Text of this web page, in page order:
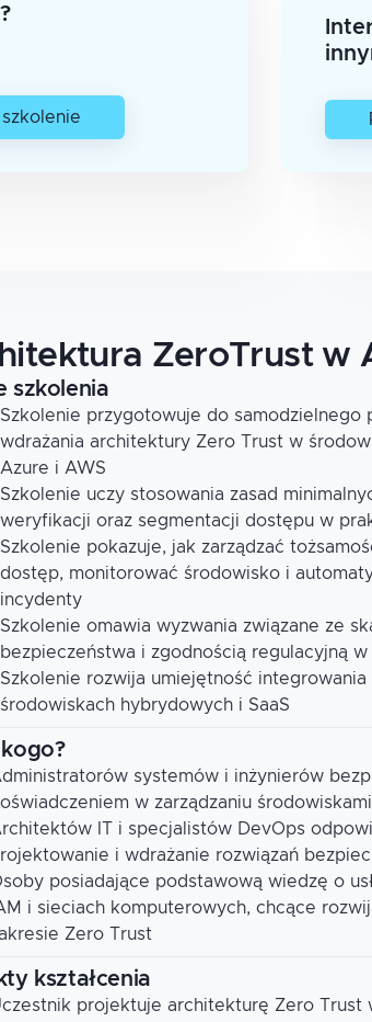
ZeroTrust w
szkolenia
Szkolenie przygotowuje do samodzielnego
wdrażania architektury Zero Trust w
Azure i AWS
Szkolenie uczy stosowania zasad
weryfikacji oraz segmentacji dostępu w
Szkolenie pokazuje, jak zarządzać
dostęp, monitorować środowisko i
incydenty
Szkolenie omawia wyzwania związane ze
bezpieczeństwa i zgodnością regulacyjną
Szkolenie rozwija umiejętność
środowiskach hybrydowych i SaaS
kogo?
systemów i inżynierów
w zarządzaniu
IT i specjalistów DevOps
i wdrażanie rozwiązań
posiadające podstawową wiedzę o
i sieciach komputerowych, chcące
Zero Trust
kształcenia
projektuje architekturę Zero Trust